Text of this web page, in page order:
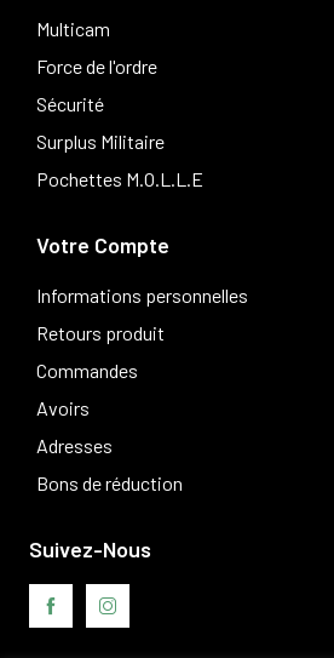
Multicam
Force de l'ordre
Sécurité
Surplus Militaire
Pochettes M.O.L.L.E
Votre Compte
Informations personnelles
Retours produit
Commandes
Avoirs
Adresses
Bons de réduction
Suivez-Nous